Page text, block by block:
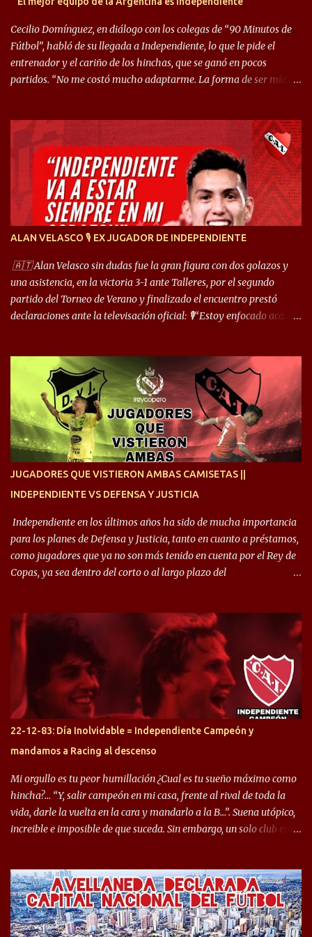
Cecilio Domínguez, en diálogo con los colegas de “90 Minutos de
Fútbol”, habló de su llegada a Independiente, lo que le pide el
entrenador y el cariño de los hinchas, que se ganó en pocos
partidos. “No me costó mucho adaptarme. La forma de ser mía
llegué a un Independiente que juega muy dinámico y me gusta
mucho. Me favorece por la forma de jugar mía y eso también
ayudó a que me adapte”. “Me siento mejor por izquierda, pero me
gusta mucho jugar de 9, y juego sin problemas por derecha
también. Jugar de 9 y de extremo por izquierda es diferente. A mi
me gusta jugar por fuera, porque tengo mas posibilidades de
encarar, de enganchar. Pero yo soy un hombre que pica mucho y
arco y tengo más posibilidades”. Sobre lo que le pide el DT,
comentó: “Cuando juego de 9, obviamente me pide presionar, y
cuand...
ALAN VELASCO 🎙 EX JUGADOR DE INDEPENDIENTE
🇦🇹 Alan Velasco sin dudas fue la gran figura con dos golazos y
una asistencia, en la victoria 3-1 ante Talleres, por el segundo
partido del Torneo de Verano y finalizado el encuentro prestó
declaraciones ante la televisación oficial: 🎙️“Estoy enfocado acá.
ojalá sea lo mejor para el club y para mí. Independiente va a estar
siempre en mi corazón”. 🎙️“Siempre que me tocó vestir la camiseta
quise dar lo mejor. Si me toca marcharme, estoy agradecido al
hincha”. 🎙️“El equipo hizo un gran trabajo, quedó demostrado en el
resultado. Es nuestro segundo partido, en la pretemporada nos
enfocamos en la preparación física. El grupo está encontrando la
JUGADORES QUE VISTIERON AMBAS CAMISETAS ||
INDEPENDIENTE VS DEFENSA Y JUSTICIA
Independiente en los últimos años ha sido de mucha importancia
para los planes de Defensa y Justicia, tanto en cuanto a préstamos,
como jugadores que ya no son más tenido en cuenta por el Rey de
Copas, ya sea dentro del corto o al largo plazo del
Halcón de Varela, como lo es Brian Romero, quien paso a
préstamo allí durante el último mercado de pases y ha rendido de
gran manera, convirtiendo goles importantes, sobre todo en la
copa sudamericana. Pero no sucedió lo mismo en cuanto al
rendimiento que ha producido en el Rojo. Pasando a jugadores que
jugaron en Defensa y ahora están en el rojo, tenemos a la dupla
Gastón Togni y Domingo Blanco, donde ambos explotaron
futbolísticamente hablando en el equipo de Varela, donde, por
ejemplo, el caso de Mingo llego a ser tenido en cuenta para el
Seleccionado Argentino, rendimiento que aún no ha logrado
mostrar en Independiente. En e...
22-12-83: Día Inolvidable = Independiente Campeón y
mandamos a Racing al descenso
Mi orgullo es tu peor humillación ¿Cual es tu sueño máximo como
hincha?… “Y, salir campeón en mi casa, frente al rival de toda la
vida, darle la vuelta en la cara y mandarlo a la B…”. Suena utópico,
increible e imposible de que suceda. Sin embargo, un solo club en el
campeonato del '83 año consagratorio para el Rojo y, por el otro, el
haber mandado al descenso a su eterno rival. 22 de diciembre de
1983 es una fecha que pocos hinchas de Independiente pueden
dejar en el olvido. Es que ese día, el "Rojo" derrotó a Racing por 2 a